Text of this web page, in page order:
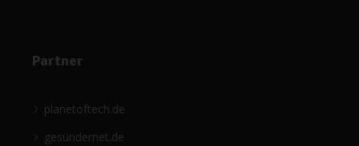
Partner
planetoftech.de
gesündernet.de